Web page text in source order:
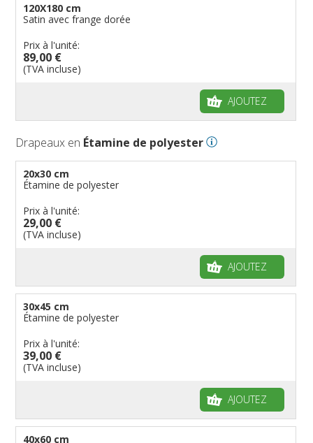
120X180 cm
Satin avec frange dorée
Prix à l'unité:
89,00 €
(TVA incluse)
AJOUTEZ
Drapeaux en Étamine de polyester
20x30 cm
Étamine de polyester
Prix à l'unité:
29,00 €
(TVA incluse)
AJOUTEZ
30x45 cm
Étamine de polyester
Prix à l'unité:
39,00 €
(TVA incluse)
AJOUTEZ
40x60 cm